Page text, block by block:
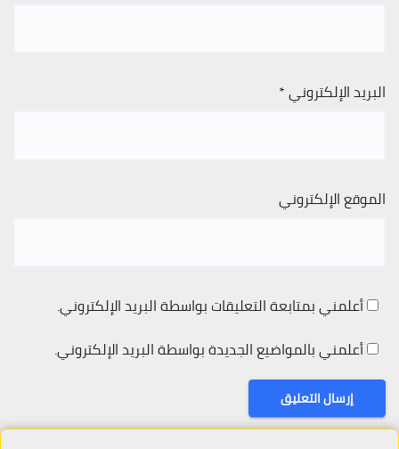
البريد الإلكتروني*
الموقع الإلكتروني
أعلمني بمتابعة التعليقات بواسطة البريد الإلكتروني.
أعلمني بالمواضيع الجديدة بواسطة البريد الإلكتروني.